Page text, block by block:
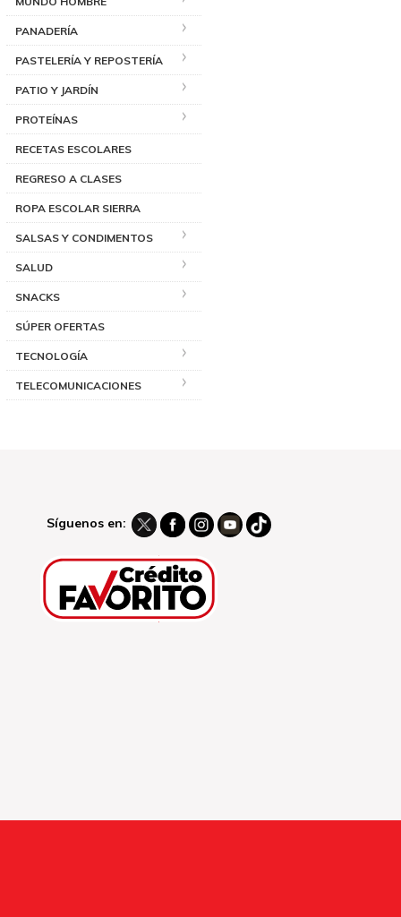
PANADERÍA
PASTELERÍA Y REPOSTERÍA
PATIO Y JARDÍN
PROTEÍNAS
RECETAS ESCOLARES
REGRESO A CLASES
ROPA ESCOLAR SIERRA
SALSAS Y CONDIMENTOS
SALUD
SNACKS
SÚPER OFERTAS
TECNOLOGÍA
TELECOMUNICACIONES
Síguenos en: